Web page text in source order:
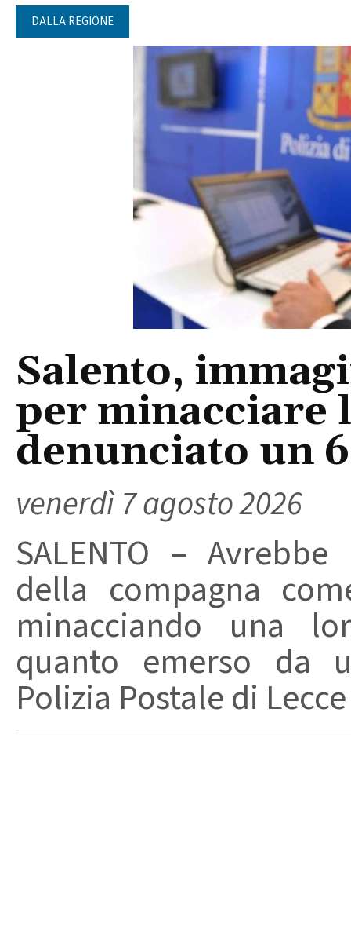
DALLA REGIONE
Salento,
per minacciare
denunciato un
venerdì 7 agosto 2026
SALENTO –
della compagna
minacciando una
quanto emerso da
Polizia Postale di